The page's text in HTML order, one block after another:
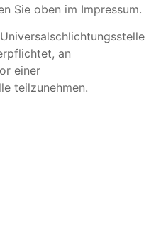
Sie oben im Impressum.
an
einer
teilzunehmen.